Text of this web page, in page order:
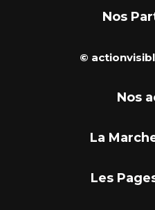
Nos
©
Nos
La
Les